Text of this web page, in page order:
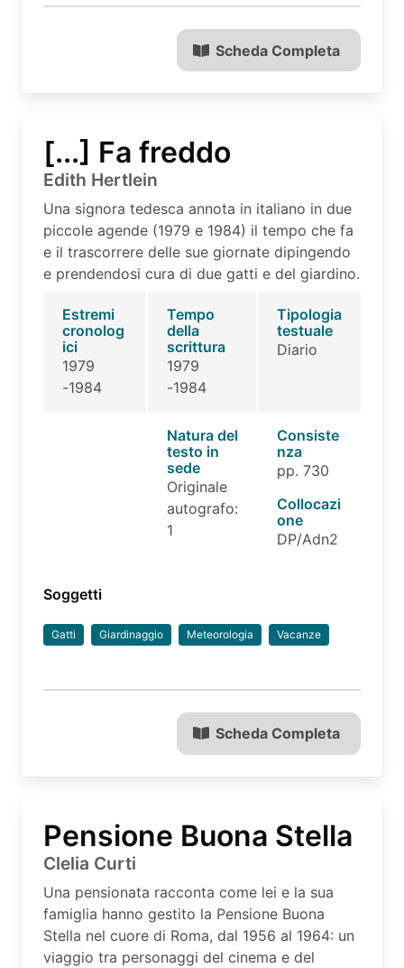
Scheda Completa
[...] Fa freddo
Edith Hertlein
Una signora tedesca annota in italiano in due
piccole agende (1979 e 1984) il tempo che fa
e il trascorrere delle sue giornate dipingendo
e prendendosi cura di due gatti e del giardino.
Estremi
cronolog
ici
1979
-1984
Tempo
della
scrittura
1979
-1984
Tipologia
testuale
Diario
Natura del
testo in
sede
Originale
autografo:
1
Consiste
nza
pp. 730
Collocazi
one
DP/Adn2
Soggetti
Gatti Giardinaggio Meteorologia Vacanze
Scheda Completa
Pensione Buona Stella
Clelia Curti
Una pensionata racconta come lei e la sua
famiglia hanno gestito la Pensione Buona
Stella nel cuore di Roma, dal 1956 al 1964: un
viaggio tra personaggi del cinema e del